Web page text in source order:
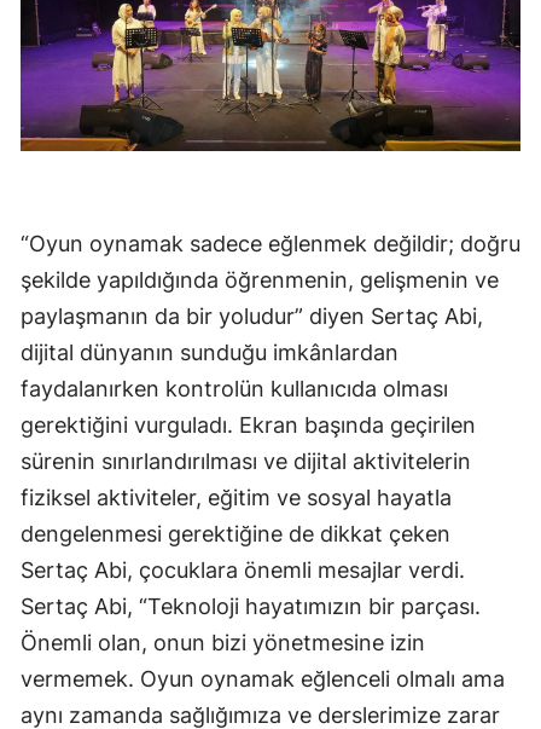
“Oyun oynamak sadece eğlenmek değildir; doğru
şekilde yapıldığında öğrenmenin, gelişmenin ve
paylaşmanın da bir yoludur” diyen Sertaç Abi,
dijital dünyanın sunduğu imkânlardan
faydalanırken kontrolün kullanıcıda olması
gerektiğini vurguladı. Ekran başında geçirilen
sürenin sınırlandırılması ve dijital aktivitelerin
fiziksel aktiviteler, eğitim ve sosyal hayatla
dengelenmesi gerektiğine de dikkat çeken
Sertaç Abi, çocuklara önemli mesajlar verdi.
Sertaç Abi, “Teknoloji hayatımızın bir parçası.
Önemli olan, onun bizi yönetmesine izin
vermemek. Oyun oynamak eğlenceli olmalı ama
aynı zamanda sağlığımıza ve derslerimize zarar